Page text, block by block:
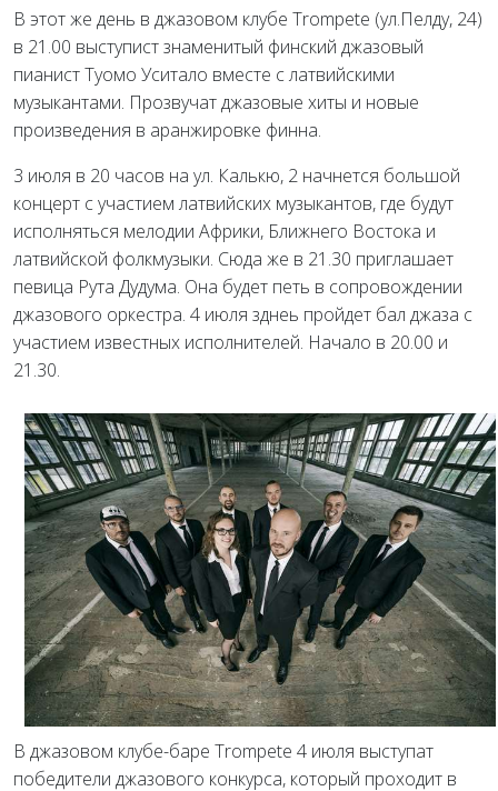
В этот же день в джазовом клубе Trompete (ул.Пелду, 24)
в 21.00 выступист знаменитый финский джазовый
пианист Туомо Уситало вместе с латвийскими
музыкантами. Прозвучат джазовые хиты и новые
произведения в аранжировке финна.
3 июля в 20 часов на ул. Калькю, 2 начнется большой
концерт с участием латвийских музыкантов, где будут
исполняться мелодии Африки, Ближнего Востока и
латвийской фолкмузыки. Сюда же в 21.30 приглашает
певица Рута Дудума. Она будет петь в сопровождении
джазового оркестра. 4 июля зднеь пройдет бал джаза с
участием известных исполнителей. Начало в 20.00 и
21.30.
В джазовом клубе-баре Trompete 4 июля выступат
победители джазового конкурса, который проходит в